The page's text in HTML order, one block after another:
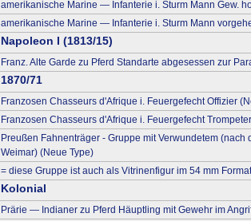
amerikanische Marine — Infanterie i. Sturm Mann Gew.
amerikanische Marine — Infanterie i. Sturm Mann
Napoleon I (1813/15)
Franz. Alte Garde zu Pferd Standarte abgesessen zur
1870/71
Franzosen Chasseurs d'Afrique i. Feuergefecht Offizier
Franzosen Chasseurs d'Afrique i. Feuergefecht
Preußen Fahnenträger - Gruppe mit Verwundetem
Weimar) (Neue Type)
= diese Gruppe ist auch als Vitrinenfigur im 54 mm
Kolonial
Prärie — Indianer zu Pferd Häuptling mit Gewehr im